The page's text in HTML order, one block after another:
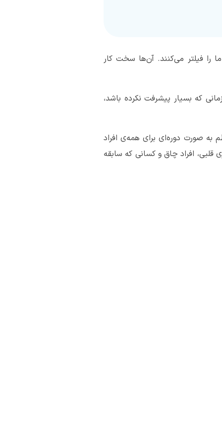
هستند و هر 30 دقیقه تمام خون بدن ما را فیلتر می‌کنند. آن‌ها سخت کار
که بسیار پیشرفت نکرده باشد،
به صورت دوره‌ای برای همه‌ی افراد
قلبی، افراد چاق و کسانی که سابقه